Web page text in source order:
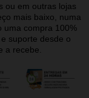
ou em outras lojas
mais baixo, numa
uma compra 100%
suporte desde o
a recebe.